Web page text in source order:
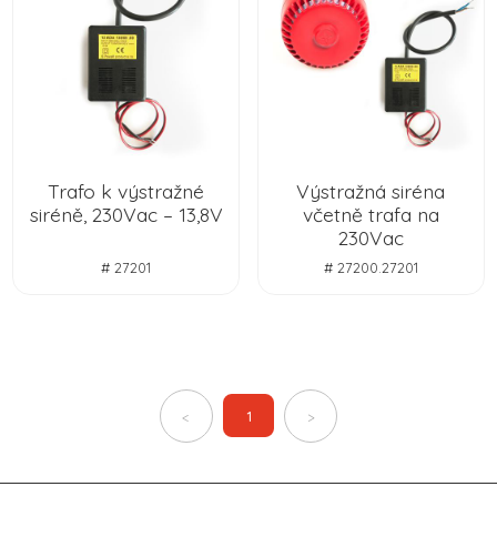
Trafo k výstražné
siréně, 230Vac – 13,8V
# 27201
Výstražná siréna
včetně trafa na
230Vac
# 27200.27201
< 1 >